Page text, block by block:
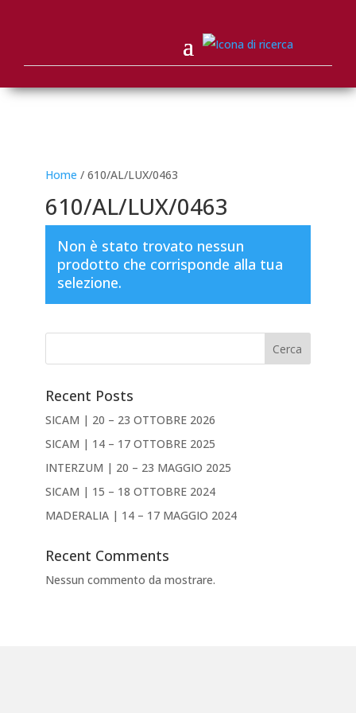
Home / 610/AL/LUX/0463
610/AL/LUX/0463
Non è stato trovato nessun
prodotto che corrisponde alla tua
selezione.
Cerca
Recent Posts
SICAM | 20 – 23 OTTOBRE 2026
SICAM | 14 – 17 OTTOBRE 2025
INTERZUM | 20 – 23 MAGGIO 2025
SICAM | 15 – 18 OTTOBRE 2024
MADERALIA | 14 – 17 MAGGIO 2024
Recent Comments
Nessun commento da mostrare.